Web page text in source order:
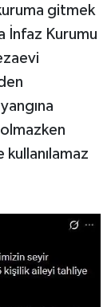
gitmek
İnfaz Kurumu
kullanılamaz